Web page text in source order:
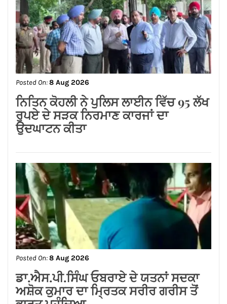
Posted On: 8 Aug 2026
ਡਾ.ਐਸ.ਪੀ.ਸਿੰਘ ਓਬਰਾਏ ਦੇ ਯਤਨਾਂ ਸਦਕਾ
ਅਸ਼ੋਕ ਕੁਮਾਰ ਦਾ ਮ੍ਰਿਤਕ ਸਰੀਰ ਗਰੀਸ ਤੋਂ
ਭਾਰਤ ਪਹੁੰਚਿਆ
Posted On: 8 Aug 2026
लायंस क्लब जालंधर’ ने लायंस भवन में मनाया
भव्य तीज महोत्सव*